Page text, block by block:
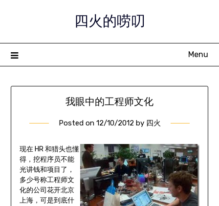
四火的唠叨
Menu
我眼中的工程师文化
Posted on 12/10/2012 by 四火
现在 HR 和猎头也懂
得，挖程序员不能
光讲钱和项目了，
多少号称工程师文
化的公司花开北京
上海，可是到底什